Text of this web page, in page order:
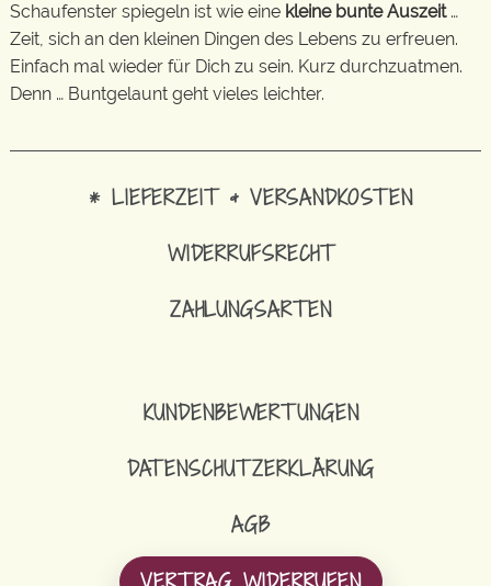
Schaufenster spiegeln ist wie eine kleine bunte Auszeit…
Zeit, sich an den kleinen Dingen des Lebens zu erfreuen.
Einfach mal wieder für Dich zu sein. Kurz durchzuatmen.
Denn … Buntgelaunt geht vieles leichter.
* LIEFERZEIT & VERSANDKOSTEN
WIDERRUFSRECHT
ZAHLUNGSARTEN
KUNDENBEWERTUNGEN
DATENSCHUTZERKLÄRUNG
AGB